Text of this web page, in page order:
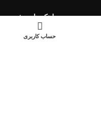
لینک های مفید
حساب کاربری